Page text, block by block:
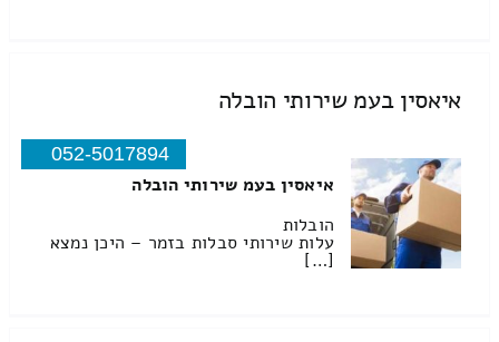
איאסין בעמ שירותי הובלה
052-5017894
איאסין בעמ שירותי הובלה
הובלות
עלות שירותי סבלות בזמר – היכן נמצא
[…]